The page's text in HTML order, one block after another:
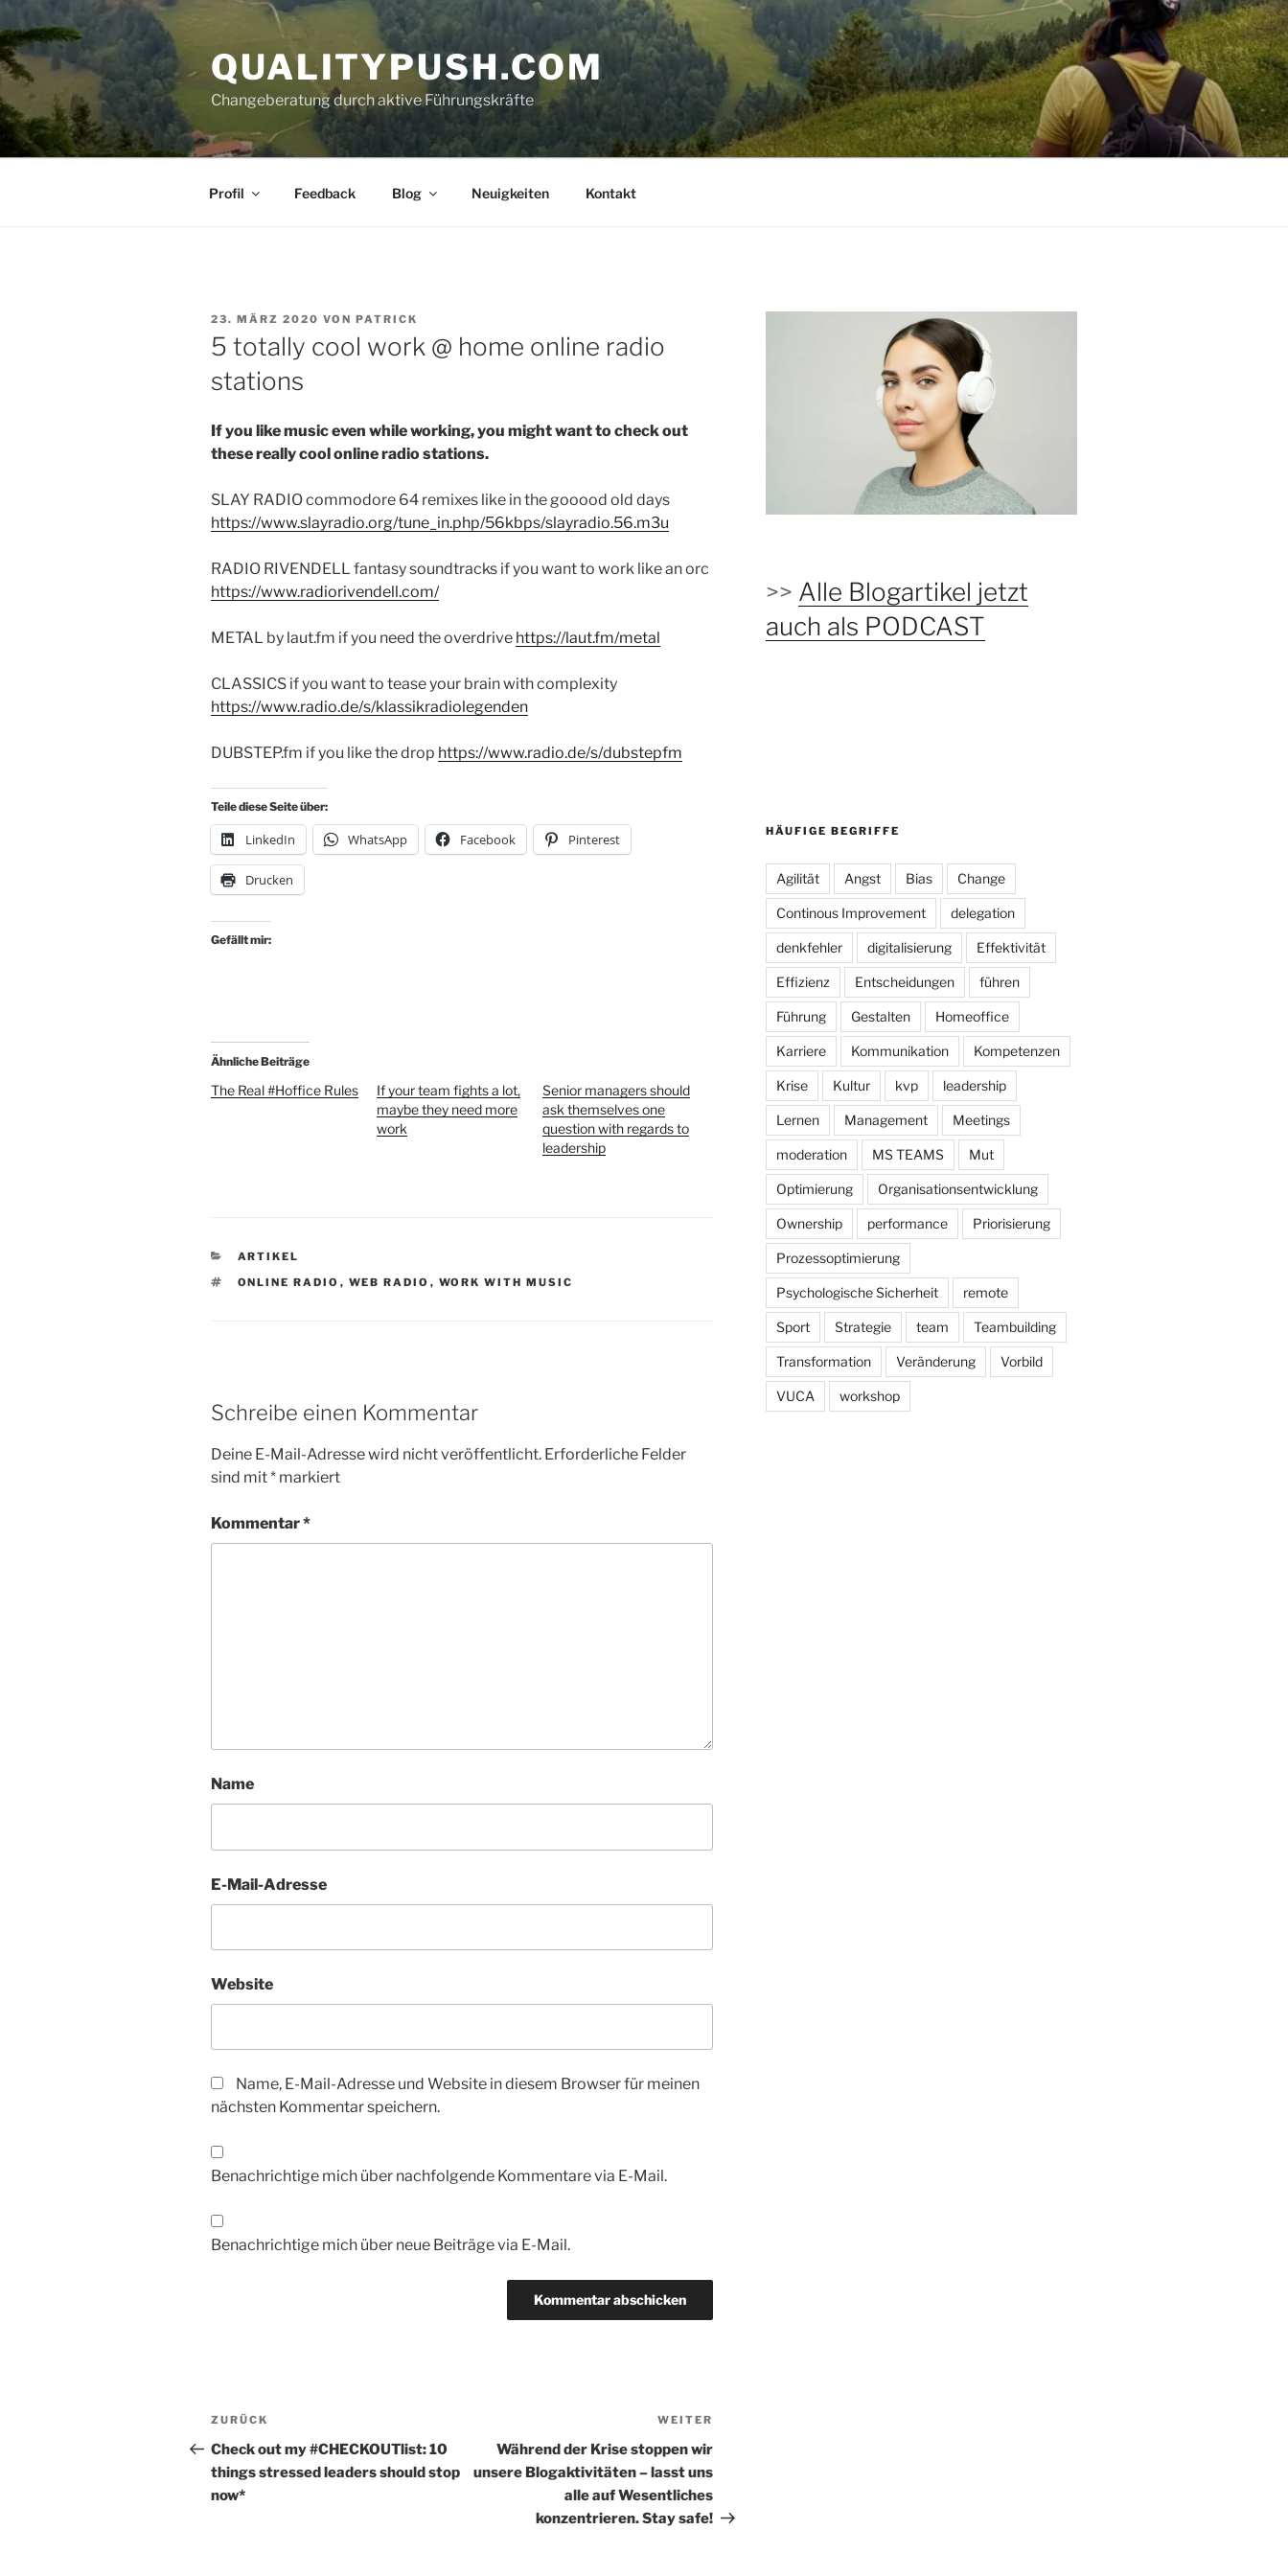
Inhalt
springen
QUALITYPUSH.COM
Changeberatung durch aktive Führungskräfte
Profil Feedback Blog Neuigkeiten Kontakt
VERÖFFENTLICHT
AM
23. MÄRZ 2020 VON PATRICK
5 totally cool work @ home online radio
stations
If you like music even while working, you might want to check out
these really cool online radio stations.
SLAY RADIO commodore 64 remixes like in the gooood old days
https://www.slayradio.org/tune_in.php/56kbps/slayradio.56.m3u
RADIO RIVENDELL fantasy soundtracks if you want to work like an orc
https://www.radiorivendell.com/
METAL by laut.fm if you need the overdrive https://laut.fm/metal
CLASSICS if you want to tease your brain with complexity
https://www.radio.de/s/klassikradiolegenden
DUBSTEP.fm if you like the drop https://www.radio.de/s/dubstepfm
Teile diese Seite über:
LinkedIn WhatsApp Facebook Pinterest
Drucken
Gefällt mir:
Ähnliche Beiträge
The Real #Hoffice Rules
If your team fights a lot,
maybe they need more
work
Senior managers should
ask themselves one
question with regards to
leadership
KATEGORIEN
ARTIKEL
SCHLAGWÖRTER
ONLINE RADIO , WEB RADIO , WORK WITH MUSIC
Schreibe einen Kommentar
Deine E-Mail-Adresse wird nicht veröffentlicht. Erforderliche Felder
sind mit* markiert
Kommentar*
Name
E-Mail-Adresse
Website
Name, E-Mail-Adresse und Website in diesem Browser für meinen
nächsten Kommentar speichern.
Benachrichtige mich über nachfolgende Kommentare via E-Mail.
Benachrichtige mich über neue Beiträge via E-Mail.
Beitragsnavigation
Vorheriger
Beitrag
ZURÜCK
Check out my #CHECKOUTlist: 10
things stressed leaders should stop
now*
Beitrag
WEITER
Während der Krise stoppen wir
unsere Blogaktivitäten – lasst uns
alle auf Wesentliches
konzentrieren. Stay safe!
>> Alle Blogartikel jetzt
auch als PODCAST
HÄUFIGE BEGRIFFE
Agilität Angst Bias Change
Continous Improvement delegation
denkfehler digitalisierung Effektivität
Effizienz Entscheidungen führen
Führung Gestalten Homeoffice
Karriere Kommunikation Kompetenzen
Krise Kultur kvp leadership
Lernen Management Meetings
moderation MS TEAMS Mut
Optimierung Organisationsentwicklung
Ownership performance Priorisierung
Prozessoptimierung
Psychologische Sicherheit remote
Sport Strategie team Teambuilding
Transformation Veränderung Vorbild
VUCA workshop